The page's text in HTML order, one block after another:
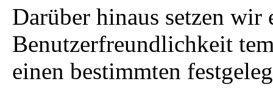
Darüber hinaus setzen
Benutzerfreundlichkeit
einen bestimmten